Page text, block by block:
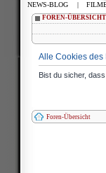
FOREN-ÜBERSICHT
Alle Cookies des
Bist du sicher,
Foren-Übersicht
NEWS-BLOG |